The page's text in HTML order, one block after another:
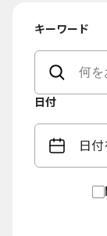
キーワード
日付
日